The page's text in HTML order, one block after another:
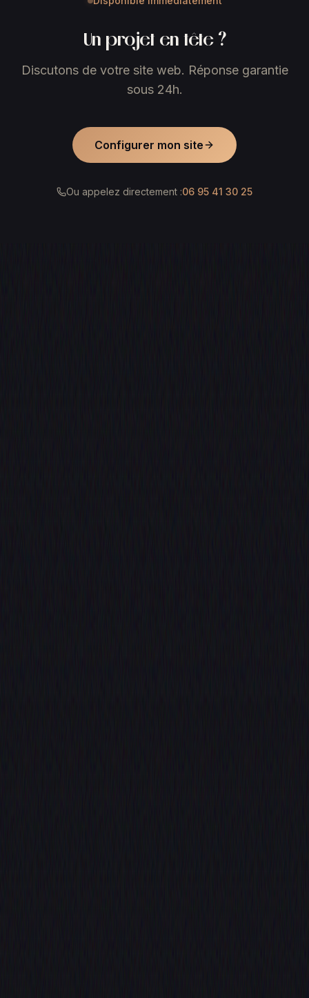
Un projet en tête ?
Discutons de votre site web. Réponse garantie
sous 24h.
Configurer mon site
Ou appelez directement :06 95 41 30 25